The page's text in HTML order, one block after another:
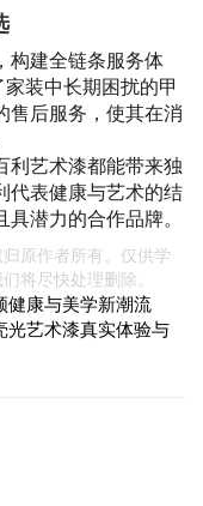
构建全链条服务体
装中长期困扰的甲
售后服务，使其在消
利艺术漆都能带来独
代表健康与艺术的结
潜力的合作品牌。
原作者所有。仅供学
将尽快处理删除。
健康与美学新潮流
光艺术漆真实体验与